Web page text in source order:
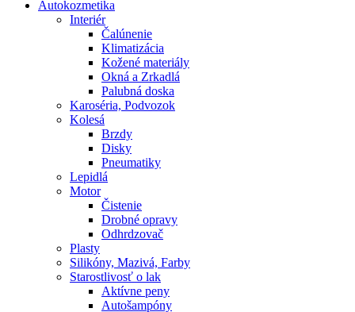
Autokozmetika
Interiér
Čalúnenie
Klimatizácia
Kožené materiály
Okná a Zrkadlá
Palubná doska
Karoséria, Podvozok
Kolesá
Brzdy
Disky
Pneumatiky
Lepidlá
Motor
Čistenie
Drobné opravy
Odhrdzovač
Plasty
Silikóny, Mazivá, Farby
Starostlivosť o lak
Aktívne peny
Autošampóny